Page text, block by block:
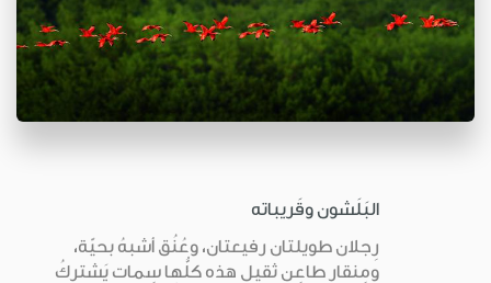
البَلَشون وقَريباته
رِجلان طويلتان رفيعتان، وعُنُق أشبهُ بحيّة،
ومِنقار طاعِن ثقيل هذه كلُّها سِمات يَشترِكُ